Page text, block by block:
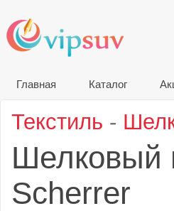
Главная Каталог
Текстиль -
Шелковый
Scherrer